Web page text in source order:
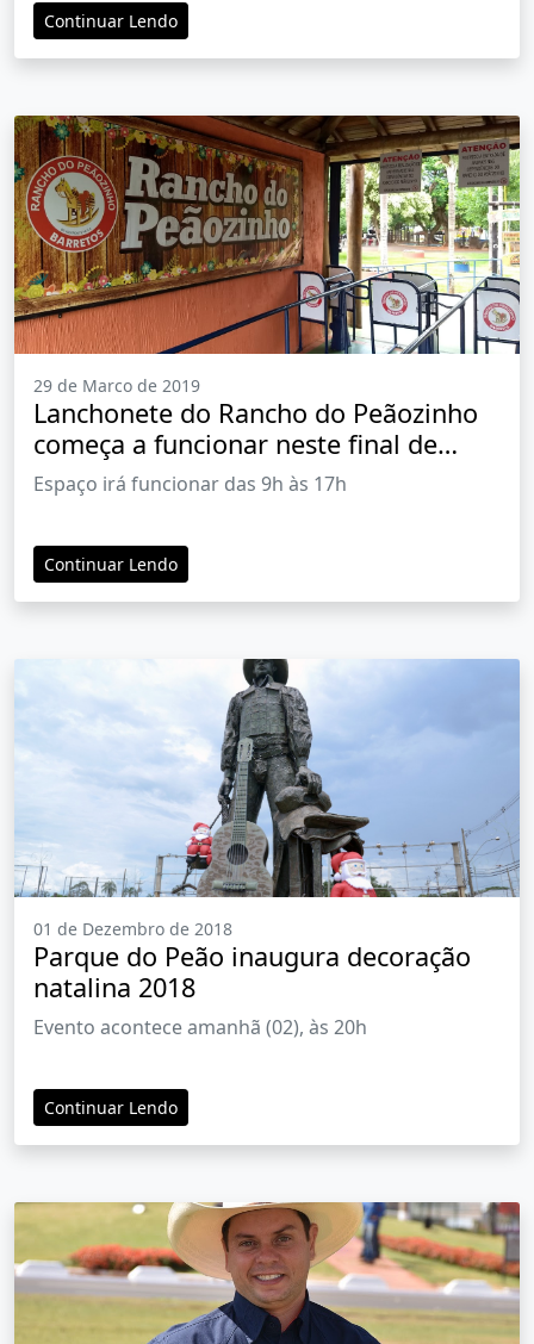
Continuar Lendo
29 de Marco de 2019
Lanchonete do Rancho do Peãozinho
começa a funcionar neste final de
semana
Espaço irá funcionar das 9h às 17h
Continuar Lendo
01 de Dezembro de 2018
Parque do Peão inaugura decoração
natalina 2018
Evento acontece amanhã (02), às 20h
Continuar Lendo